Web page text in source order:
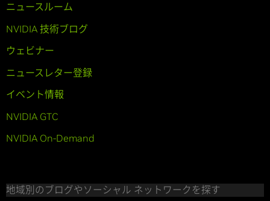
ニュースルーム
NVIDIA 技術ブログ
ウェビナー
ニュースレター登録
イベント情報
NVIDIA GTC
NVIDIA On-Demand
地域別のブログやソーシャル ネットワークを探す